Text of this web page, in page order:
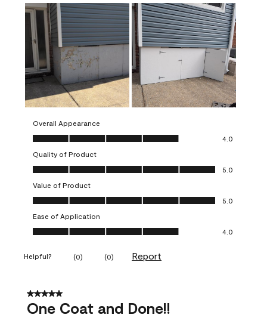
Overall Appearance
Overall Appearance, 4.0 out of 5
4.0
Quality of Product
Quality of Product, 5.0 out of 5
5.0
Value of Product
Value of Product, 5.0 out of 5
5.0
Ease of Application
Ease of Application, 4.0 out of 5
4.0
Helpful? (0) (0) Report
5 out of 5 stars.
One Coat and Done!!